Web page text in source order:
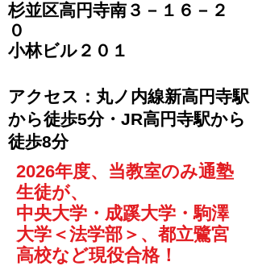
​杉並区高円寺南３－１６－２
０
​小林ビル２０１
​アクセス：丸ノ内線新高円寺駅
から徒歩5分・JR高円寺駅から
徒歩8分
2026年度、当教室のみ通塾
生徒が、
中央大学・成蹊大学・駒澤
大学＜法学部＞、都立鷺宮
高校など現役合格！